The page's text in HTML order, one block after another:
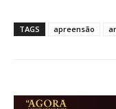
TAGS apreensão